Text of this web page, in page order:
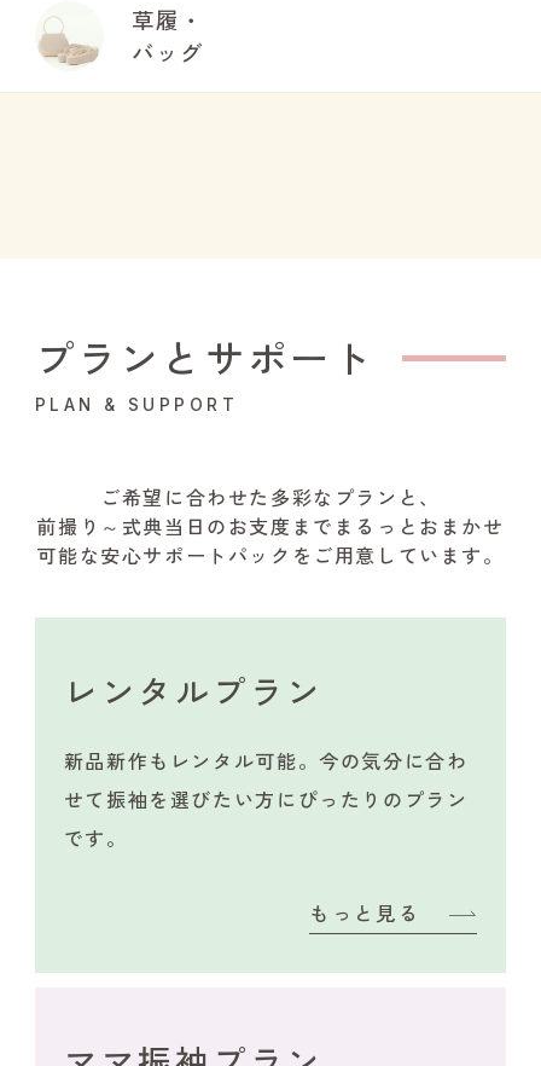
草履・
バッグ
プランとサポート
PLAN & SUPPORT
ご希望に合わせた多彩なプランと、
前撮り～式典当日のお支度までまるっとおまかせ
可能な安心サポートパックをご用意しています。
レンタルプラン
新品新作もレンタル可能。今の気分に合わ
せて振袖を選びたい方にぴったりのプラン
です。
もっと見る